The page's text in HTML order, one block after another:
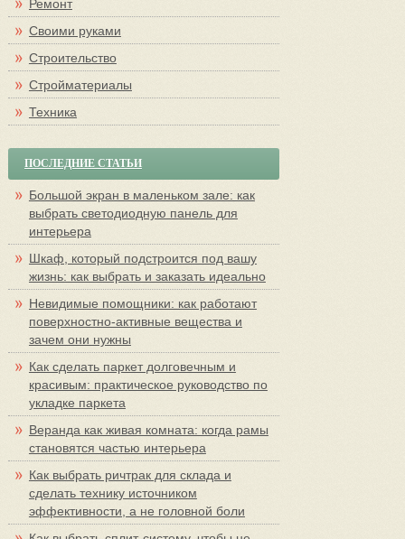
Ремонт
Своими руками
Строительство
Стройматериалы
Техника
ПОСЛЕДНИЕ СТАТЬИ
Большой экран в маленьком зале: как
выбрать светодиодную панель для
интерьера
Шкаф, который подстроится под вашу
жизнь: как выбрать и заказать идеально
Невидимые помощники: как работают
поверхностно-активные вещества и
зачем они нужны
Как сделать паркет долговечным и
красивым: практическое руководство по
укладке паркета
Веранда как живая комната: когда рамы
становятся частью интерьера
Как выбрать ричтрак для склада и
сделать технику источником
эффективности, а не головной боли